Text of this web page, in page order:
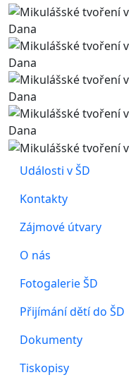
Události v ŠD
Kontakty
Zájmové útvary
O nás
Fotogalerie ŠD
Přijímání dětí do ŠD
Dokumenty
Tiskopisy